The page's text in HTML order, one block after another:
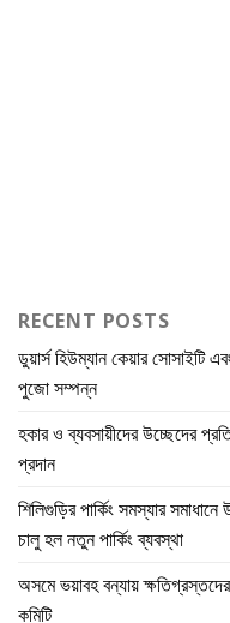
RECENT POSTS
ডুয়ার্স হিউম্যান কেয়ার সোসাইটি
পুজো সম্পন্ন
হকার ও ব্যবসায়ীদের উচ্ছেদের
প্রদান
শিলিগুড়ির পার্কিং সমস্যার
চালু হল নতুন পার্কিং ব্যবস্থা
অসমে ভয়াবহ বন্যায় ক্ষতিগ্রস্তদের
কমিটি